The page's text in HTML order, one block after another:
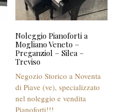
Noleggio Pianoforti a
Mogliano Veneto –
Preganziol – Silea –
Treviso
Negozio Storico a Noventa
di Piave (ve), specializzato
nel noleggio e vendita
Pianoforti!!!